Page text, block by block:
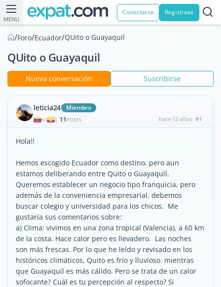
MENU
Conectarse Registrase
/Foro/Ecuador/QUito o Guayaquil
QUito o Guayaquil
Nueva conversación Suscribirse
leticia24 Miembro
| 11 POSTS hace 12 años #1
Hola!!
Hemos escogido Ecuador como destino, pero aun
estamos deliberando entre Quito o Guayaquil.
Queremos establecer un negocio tipo franquicia, pero
además de la conveniencia empresarial, debemos
buscar colegio y universidad para los chicos. Me
gustaría sus comentarios sobre:
a) Clima: vivimos en una zona tropical (Valencia), a 60 km
de la costa. Hace calor pero es llevadero. Las noches
son más frescas. Por lo que he leído y revisado en los
históricos climáticos, Quito es frío y lluvioso mientras
que Guayaquil es más cálido. Pero se trata de un calor
sofocante? Cuál es tu percepción al respecto? Si